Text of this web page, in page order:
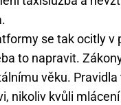
se tak ocitly v
to napravit.
věku.
nikoliv kvůli